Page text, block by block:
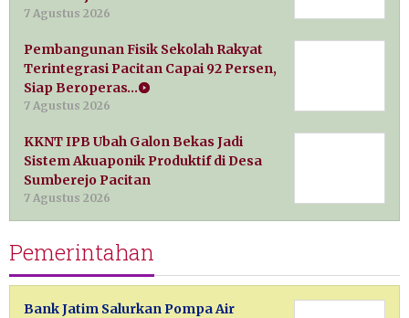
7 Agustus 2026
Pembangunan Fisik Sekolah Rakyat
Terintegrasi Pacitan Capai 92 Persen,
Siap Beroperas…
7 Agustus 2026
KKNT IPB Ubah Galon Bekas Jadi
Sistem Akuaponik Produktif di Desa
Sumberejo Pacitan
7 Agustus 2026
Pemerintahan
Bank Jatim Salurkan Pompa Air